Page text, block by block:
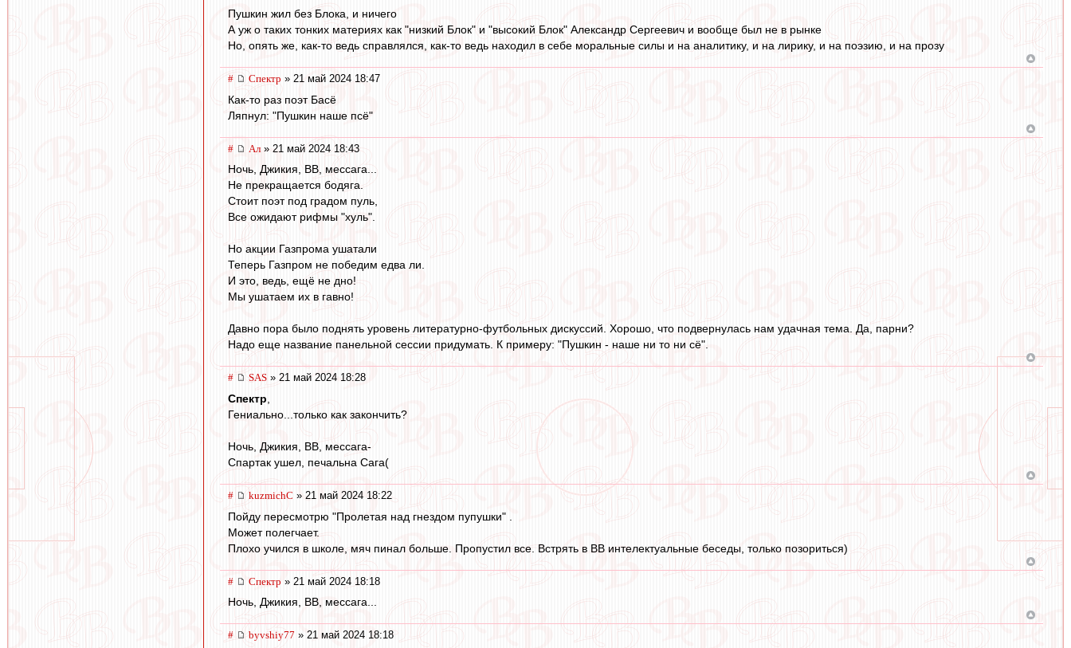
Пушкин жил без Блока, и ничего
А уж о таких тонких материях как "низкий Блок" и "высокий Блок" Александр Сергеевич и вообще был не в рынке
Но, опять же, как-то ведь справлялся, как-то ведь находил в себе моральные силы и на аналитику, и на лирику, и на поэзию, и на прозу
# Спектр » 21 май 2024 18:47
Как-то раз поэт Басё
Ляпнул: "Пушкин наше псё"
# Ал » 21 май 2024 18:43
Ночь, Джикия, ВВ, мессага...
Не прекращается бодяга.
Стоит поэт под градом пуль,
Все ожидают рифмы "хуль".
Но акции Газпрома ушатали
Теперь Газпром не победим едва ли.
И это, ведь, ещё не дно!
Мы ушатаем их в гавно!
Давно пора было поднять уровень литературно-футбольных дискуссий. Хорошо, что подвернулась нам удачная тема. Да, парни?
Надо еще название панельной сессии придумать. К примеру: "Пушкин - наше ни то ни сё".
# SAS » 21 май 2024 18:28
Спектр
Гениально...только как закончить?
Ночь, Джикия, ВВ, мессага-
Спартак ушел, печальна Сага(
# kuzmichC » 21 май 2024 18:22
Пойду пересмотрю "Пролетая над гнездом пупушки" .
Может полегчает.
Плохо учился в школе, мяч пинал больше. Пропустил все. Встрять в ВВ интелектуальные беседы, только позориться)
# Спектр » 21 май 2024 18:18
Ночь, Джикия, ВВ, мессага...
# byvshiy77 » 21 май 2024 18:18